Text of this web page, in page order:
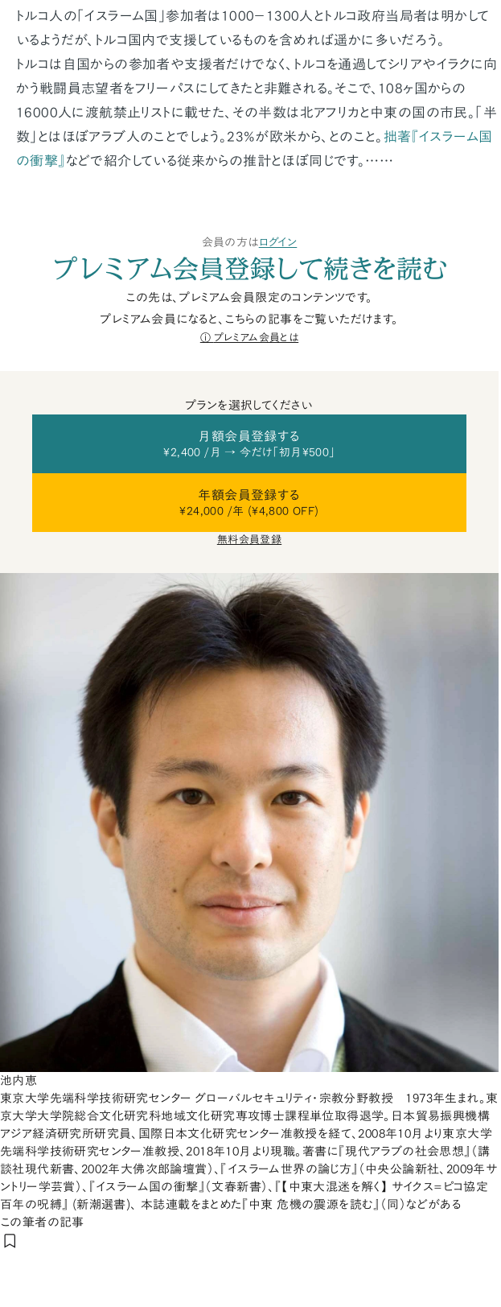
トルコ人の「イスラーム国」参加者は1000−1300人とトルコ政府当局者は明かして
いるようだが、トルコ国内で支援しているものを含めれば遥かに多いだろう。
トルコは自国からの参加者や支援者だけでなく、トルコを通過してシリアやイラクに向
かう戦闘員志望者をフリーパスにしてきたと非難される。そこで、108ヶ国からの
16000人に渡航禁止リストに載せた、その半数は北アフリカと中東の国の市民。「半
数」とはほぼアラブ人のことでしょう。23%が欧米から、とのこと。 拙著『イスラーム国
の衝撃』 などで紹介している従来からの推計とほぼ同じです。……
会員の方は ログイン
プレミアム会員登録して続きを読む
この先は、プレミアム会員限定のコンテンツです。
プレミアム会員になると、こちらの記事をご覧いただけます。
プレミアム会員とは
プランを選択してください
月額会員登録する
¥2,400 /月 → 今だけ「初月¥500」
年額会員登録する
¥24,000 /年 (¥4,800 OFF)
無料会員登録
池内恵
東京大学先端科学技術研究センター グローバルセキュリティ・宗教分野教授 1973年生まれ。東
京大学大学院総合文化研究科地域文化研究専攻博士課程単位取得退学。日本貿易振興機構
アジア経済研究所研究員、国際日本文化研究センター准教授を経て、2008年10月より東京大学
先端科学技術研究センター准教授、2018年10月より現職。著書に『現代アラブの社会思想』（講
談社現代新書、2002年大佛次郎論壇賞）、『イスラーム世界の論じ方』（中央公論新社、2009年サ
ントリー学芸賞）、『イスラーム国の衝撃』（文春新書）、『【中東大混迷を解く】 サイクス=ピコ協定
百年の呪縛』 (新潮選書)、 本誌連載をまとめた『中東 危機の震源を読む』（同）などがある
この筆者の記事